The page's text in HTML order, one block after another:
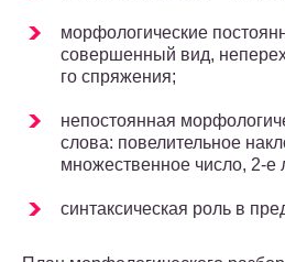
морфологические
совершенный вид,
го спряжения;
непостоянная
слова: повелительное
множественное число, 2-е
синтаксическая роль в